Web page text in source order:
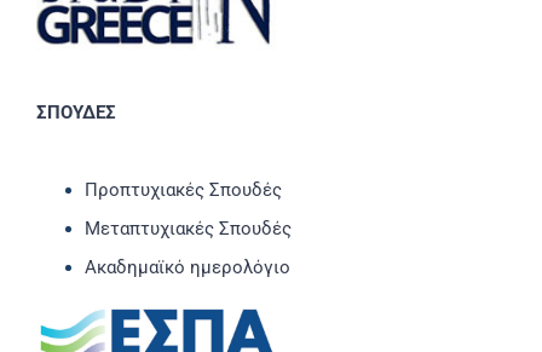
ΣΠΟΥΔΕΣ
Προπτυχιακές Σπουδές
Μεταπτυχιακές Σπουδές
Ακαδημαϊκό ημερολόγιο